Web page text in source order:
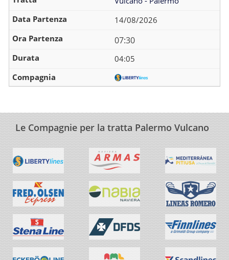
14/08/2026
07:30
04:05
Le Compagnie per la tratta Palermo Vulcano